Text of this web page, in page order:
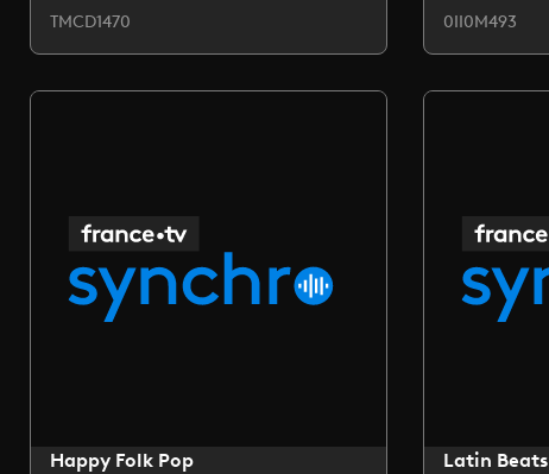
TMCD1470 0II0M493
Happy Folk Pop Latin Beats